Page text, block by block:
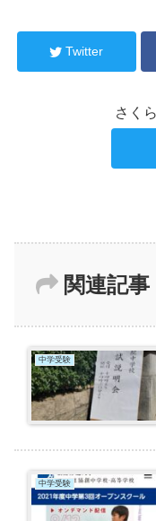
Twitter
さく
関連記事
中学受験
中学受験